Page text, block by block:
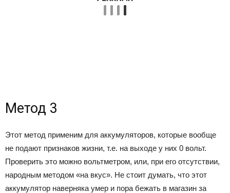
Метод 3
Этот метод применим для аккумуляторов, которые вообще
не подают признаков жизни, т.е. на выходе у них 0 вольт.
Проверить это можно вольтметром, или, при его отсутствии,
народным методом «на вкус». Не стоит думать, что этот
аккумулятор наверняка умер и пора бежать в магазин за